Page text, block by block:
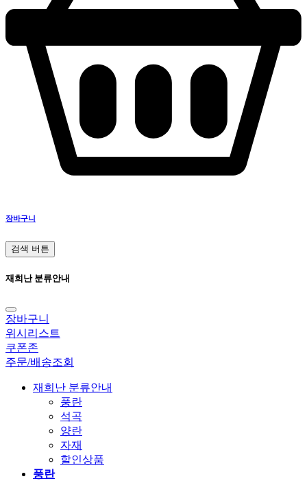
장바구니
검색 버튼
재희난 분류안내
장바구니
위시리스트
쿠폰존
주문/배송조회
재희난 분류안내
풍란
석곡
양란
자재
할인상품
풍란